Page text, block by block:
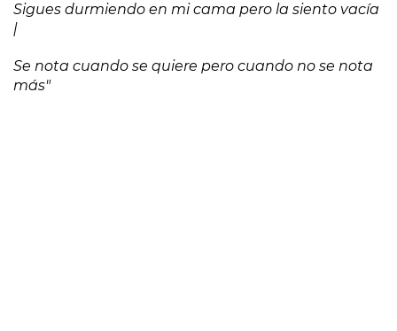
Sigues durmiendo en mi cama pero la siento vacía
|
Se nota cuando se quiere pero cuando no se nota
más"